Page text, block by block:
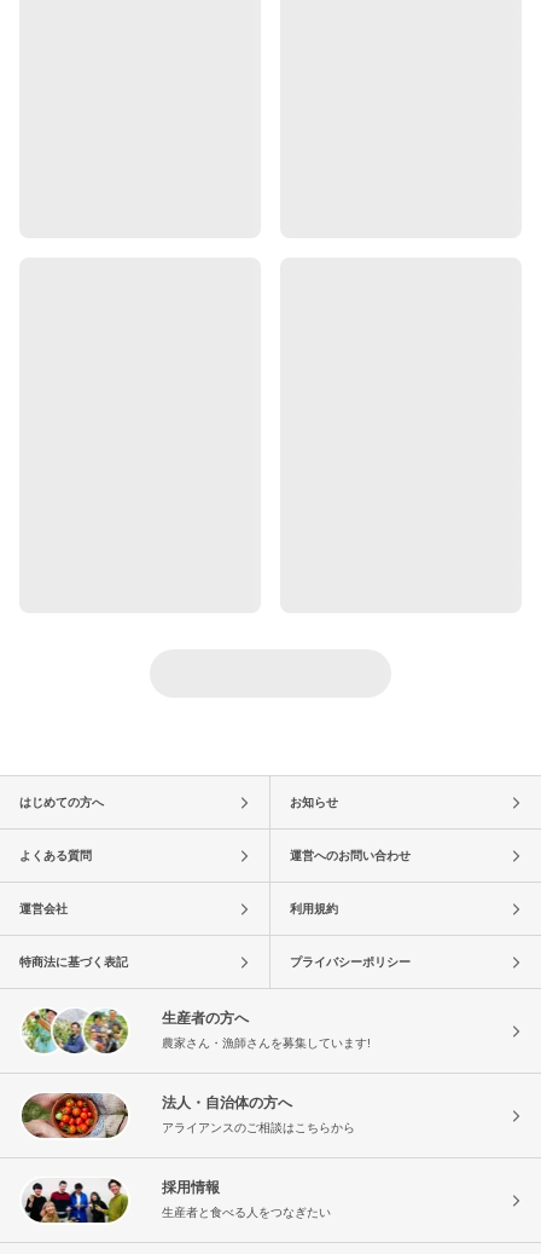
はじめての方へ お知らせ
よくある質問 運営へのお問い合わせ
運営会社 利用規約
特商法に基づく表記 プライバシーポリシー
生産者の方へ
農家さん・漁師さんを募集しています!
法人・自治体の方へ
アライアンスのご相談はこちらから
採用情報
生産者と食べる人をつなぎたい